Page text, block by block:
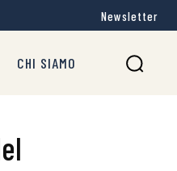
Newsletter
CHI SIAMO